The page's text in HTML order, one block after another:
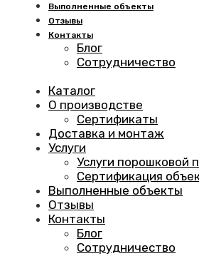
Выполненные объекты
Отзывы
Контакты
Блог
Сотрудничество
Каталог
О производстве
Сертификаты
Доставка и монтаж
Услуги
Услуги порошковой
Сертификация
Выполненные объекты
Отзывы
Контакты
Блог
Сотрудничество